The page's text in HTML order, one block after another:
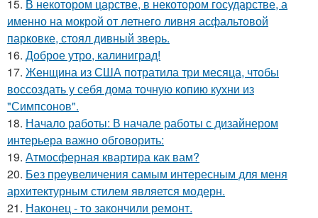
15. В некотором царстве, в некотором государстве, а
именно на мокрой от летнего ливня асфальтовой
парковке, стоял дивный зверь.
16. Доброе утро, калиниград!
17. Женщина из США потратила три месяца, чтобы
воссоздать у себя дома точную копию кухни из
"Симпсонов".
18. Начало работы: В начале работы с дизайнером
интерьера важно обговорить:
19. Атмосферная квартира как вам?
20. Без преувеличения самым интересным для меня
архитектурным стилем является модерн.
21. Наконец - то закончили ремонт.